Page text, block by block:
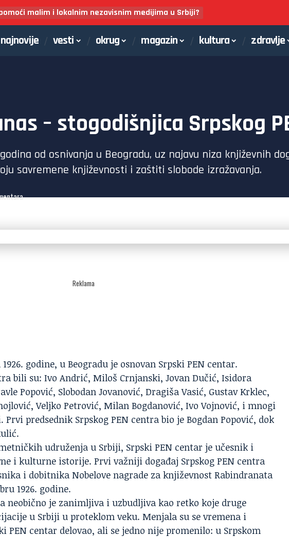
malim i lokalnim nezavisnim medijima u Srbiji?
najnovije vesti okrug magazin kultura zdravlje
– stogodišnjica Srpskog
od osnivanja u Beogradu, uz najavu niza književnih
savremene književnosti i zaštiti slobode izražavanja.
Reklama
godine, u Beogradu je osnovan Srpski PEN centar.
bili su: Ivo Andrić, Miloš Crnjanski, Jovan Dučić, Isidora
Popović, Slobodan Jovanović, Dragiša Vasić, Gustav Krklec,
Veljko Petrović, Milan Bogdanović, Ivo Vojnović, i mnogi
predsednik Srpskog PEN centra bio je Bogdan Popović, dok
udruženja u Srbiji, Srpski PEN centar je učesnik i
i kulturne istorije. Prvi važniji događaj Srpskog PEN centra
i dobitnika Nobelove nagrade za književnost Rabindranata
1926. godine.
neobično je zanimljiva i uzbudljiva kao retko koje druge
u Srbiji u proteklom veku. Menjala su se vremena i
PEN centar delovao, ali se jedno nije promenilo: u Srpskom